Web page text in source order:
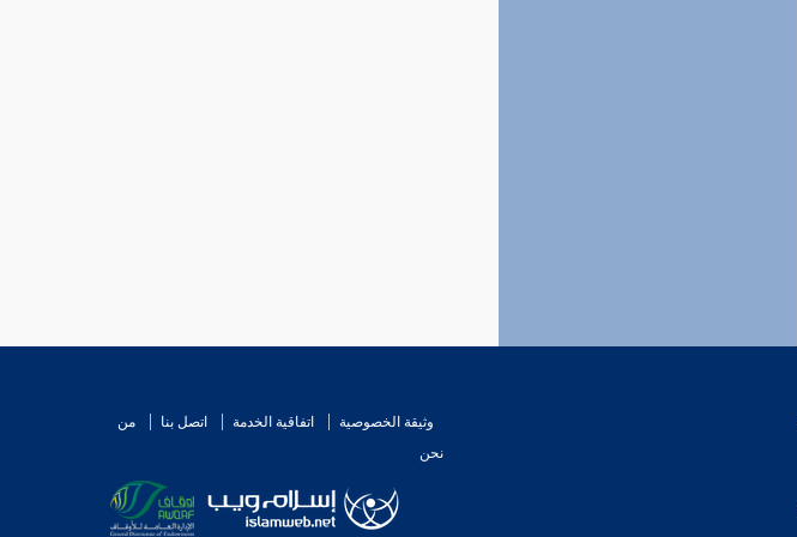
وثيقة الخصوصية اتفاقية الخدمة اتصل بنا
من
نحن